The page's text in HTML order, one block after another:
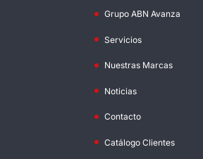
Grupo ABN Avanza
Servicios
Nuestras Marcas
Noticias
Contacto
Catálogo Clientes